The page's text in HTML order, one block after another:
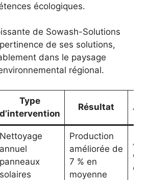
écologiques.
de Sowash-Solutions
de ses solutions,
dans le paysage
régional.
Type
d’intervention
Résultat
Nettoyage
annuel
panneaux
solaires
Production
améliorée de
7 % en
moyenne